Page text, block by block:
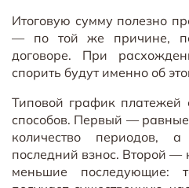
Итоговую сумму полезно
— по той же причине,
договоре. При
спорить будут именно об
Типовой график платежей
способов. Первый —
количество периодов,
последний взнос. Второй
меньшие последующие: